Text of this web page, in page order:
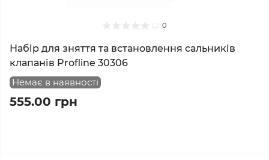
0
Набір для зняття та встановлення сальників
клапанів Profline 30306
Немає в наявності
555.00 грн